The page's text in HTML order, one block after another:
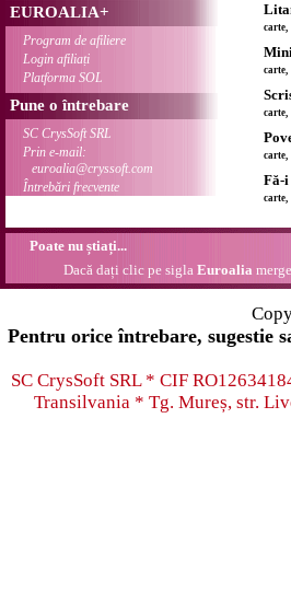
EUROALIA+
Program de afiliere
Login afiliați
Platforma SOL
Pune o întrebare
SC CrysSoft SRL
Prin e-mail:
euroalia@cryssoft.com
Întrebări frecvente
carte,
carte,
carte,
carte,
Fă-i
carte,
Poate nu știați...
Dacă dați clic pe sigla Euroalia
Pentru orice întrebare, sugestie
SC CrysSoft SRL * CIF
Transilvania * Tg. Mureș, str.